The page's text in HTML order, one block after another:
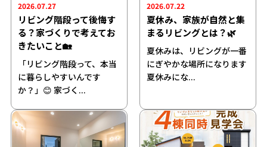
2026.07.27
リビング階段って後悔す
る？家づくりで考えてお
きたいこと🏡
「リビング階段って、本当
に暮らしやすいんです
か？」😊 家づく...
2026.07.22
夏休み、家族が自然と集
まるリビングとは？🌿
夏休みは、リビングが一番
にぎやかな場所になります
夏休みにな...